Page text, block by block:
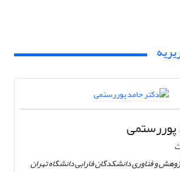
و فناوری دانشکدگان فارابی دانشگاه تهران